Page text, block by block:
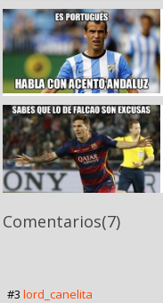
Comentarios(7)
#3 lord_canelita